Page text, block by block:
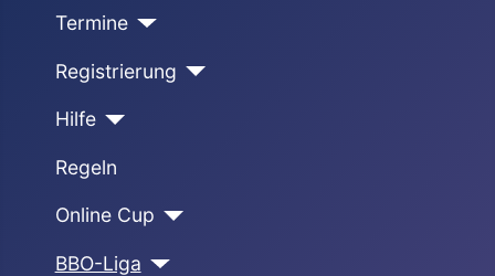
Termine
Registrierung
Hilfe
Regeln
Online Cup
BBO-Liga